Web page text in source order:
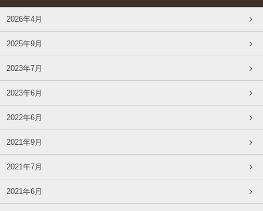
2026年4月
2025年9月
2023年7月
2023年6月
2022年6月
2021年9月
2021年7月
2021年6月